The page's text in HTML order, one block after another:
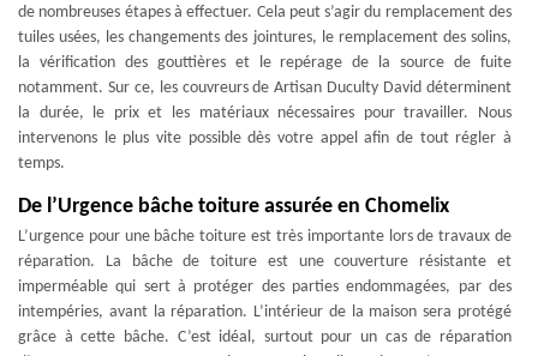
de nombreuses étapes à effectuer. Cela peut s’agir du remplacement des
tuiles usées, les changements des jointures, le remplacement des solins,
la vérification des gouttières et le repérage de la source de fuite
notamment. Sur ce, les couvreurs de Artisan Duculty David déterminent
la durée, le prix et les matériaux nécessaires pour travailler. Nous
intervenons le plus vite possible dès votre appel afin de tout régler à
temps.
De l’Urgence bâche toiture assurée en Chomelix
L’urgence pour une bâche toiture est très importante lors de travaux de
réparation. La bâche de toiture est une couverture résistante et
imperméable qui sert à protéger des parties endommagées, par des
intempéries, avant la réparation. L’intérieur de la maison sera protégé
grâce à cette bâche. C’est idéal, surtout pour un cas de réparation